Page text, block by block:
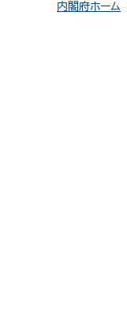
内閣府ホーム